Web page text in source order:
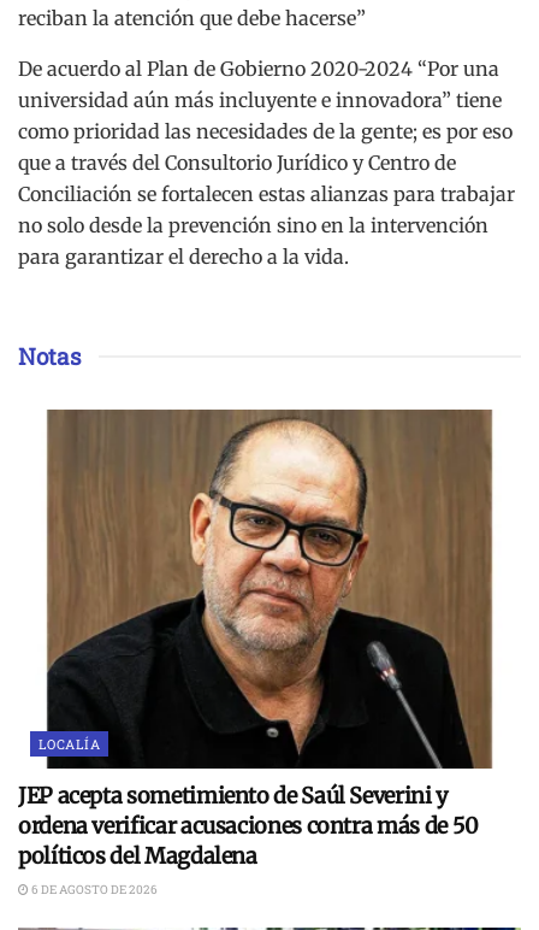
reciban la atención que debe hacerse”
De acuerdo al Plan de Gobierno 2020-2024 “Por una
universidad aún más incluyente e innovadora” tiene
como prioridad las necesidades de la gente; es por eso
que a través del Consultorio Jurídico y Centro de
Conciliación se fortalecen estas alianzas para trabajar
no solo desde la prevención sino en la intervención
para garantizar el derecho a la vida.
Notas
LOCALÍA
JEP acepta sometimiento de Saúl Severini y
ordena verificar acusaciones contra más de 50
políticos del Magdalena
6 DE AGOSTO DE 2026